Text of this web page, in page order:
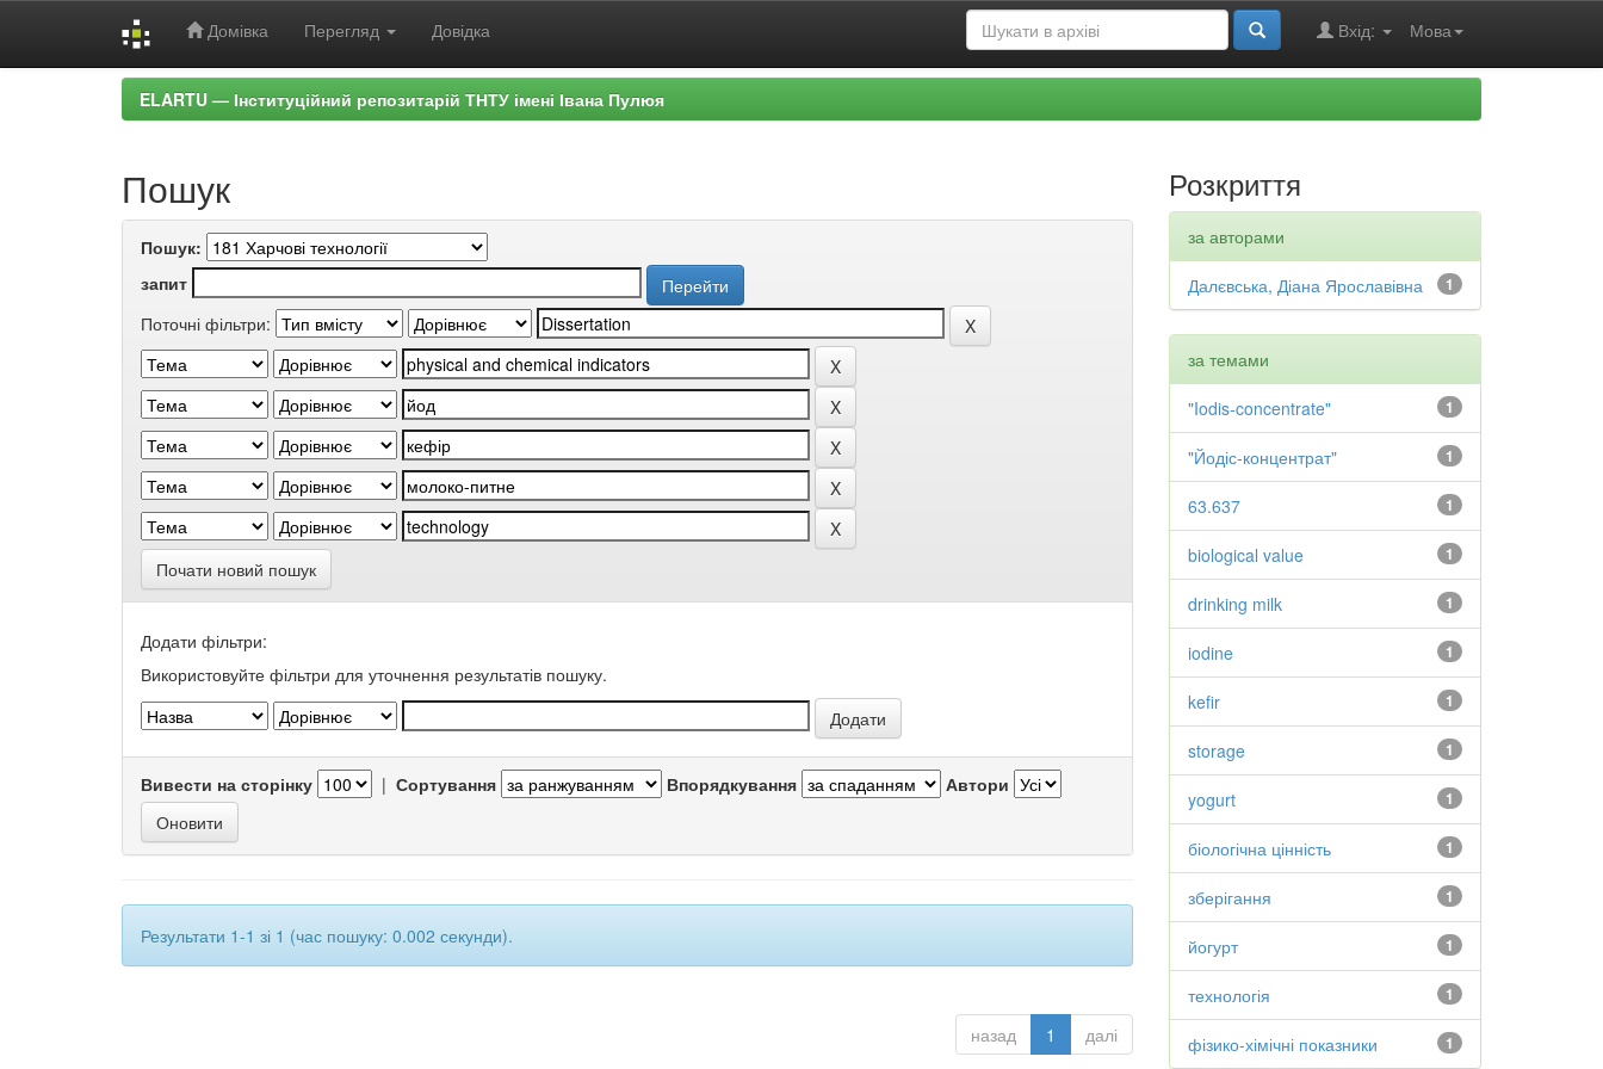
Домівка Перегляд Довідка Мова
Вхід:
ELARTU — Інституційний репозитарій ТНТУ імені Івана Пулюя
Пошук
Пошук:
запит
Поточні фільтри:
Почати новий пошук
Додати фільтри:
Використовуйте фільтри для уточнення результатів пошуку.
Вивести на сторінку | Сортування Впорядкування Автори
Результати 1-1 зі 1 (час пошуку: 0.002 секунди).
назад 1 далі
Розкриття
за авторами
1
Далєвська, Діана Ярославівна
за темами
1
"Iodis-concentrate"
1
"Йодіс-концентрат"
1
63.637
1
biological value
1
drinking milk
1
iodine
1
kefir
1
storage
1
yogurt
1
біологічна цінність
1
зберігання
1
йогурт
1
технологія
1
фізико-хімічні показники